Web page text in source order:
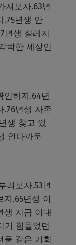
져보자.63년
.75년생 안
년생 설레지
박한 세상인
인하자.64년
.76년생 자존
생 찾고 있
안타까운
려보자.53년
자.65년생 이
생 지금 이대
기 힘들었던
물 같은 기회